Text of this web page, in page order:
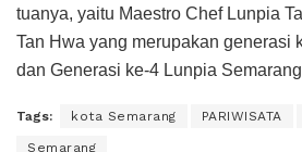
tuanya, yaitu Maestro Chef Lunpia
Tan Hwa yang merupakan generasi
dan Generasi ke-4 Lunpia
Tags: kota Semarang PARIWISATA
Semarang